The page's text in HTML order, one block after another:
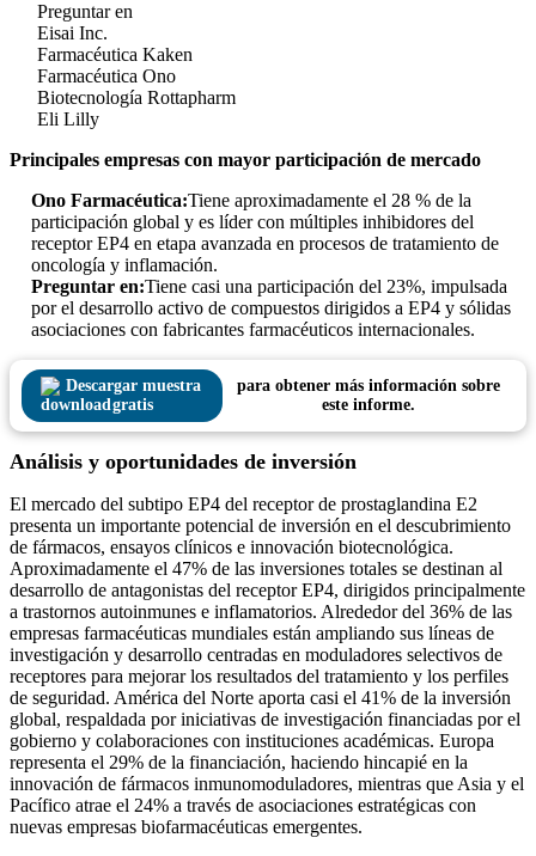
Preguntar en
Eisai Inc.
Farmacéutica Kaken
Farmacéutica Ono
Biotecnología Rottapharm
Eli Lilly
Principales empresas con mayor participación de mercado
Ono Farmacéutica:Tiene aproximadamente el 28 % de la
participación global y es líder con múltiples inhibidores del
receptor EP4 en etapa avanzada en procesos de tratamiento de
oncología y inflamación.
Preguntar en:Tiene casi una participación del 23%, impulsada
por el desarrollo activo de compuestos dirigidos a EP4 y sólidas
asociaciones con fabricantes farmacéuticos internacionales.
Descargar muestra
gratis
para obtener más información sobre
este informe.
Análisis y oportunidades de inversión
El mercado del subtipo EP4 del receptor de prostaglandina E2
presenta un importante potencial de inversión en el descubrimiento
de fármacos, ensayos clínicos e innovación biotecnológica.
Aproximadamente el 47% de las inversiones totales se destinan al
desarrollo de antagonistas del receptor EP4, dirigidos principalmente
a trastornos autoinmunes e inflamatorios. Alrededor del 36% de las
empresas farmacéuticas mundiales están ampliando sus líneas de
investigación y desarrollo centradas en moduladores selectivos de
receptores para mejorar los resultados del tratamiento y los perfiles
de seguridad. América del Norte aporta casi el 41% de la inversión
global, respaldada por iniciativas de investigación financiadas por el
gobierno y colaboraciones con instituciones académicas. Europa
representa el 29% de la financiación, haciendo hincapié en la
innovación de fármacos inmunomoduladores, mientras que Asia y el
Pacífico atrae el 24% a través de asociaciones estratégicas con
nuevas empresas biofarmacéuticas emergentes.